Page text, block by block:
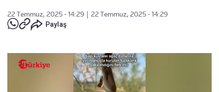
22 Temmuz, 2025 - 14:29
22 Temmuz, 2025 - 14:29
Paylaş